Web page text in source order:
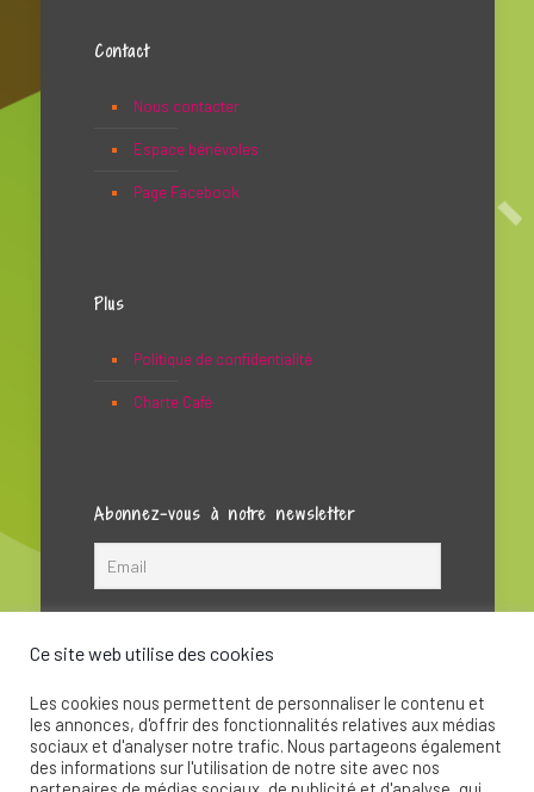
Contact
Nous contacter
Espace bénévoles
Page Facebook
Plus
Politique de confidentialité
Charte Café
Abonnez-vous à notre newsletter
Ce site web utilise des cookies
Les cookies nous permettent de personnaliser le contenu et
les annonces, d'offrir des fonctionnalités relatives aux médias
sociaux et d'analyser notre trafic. Nous partageons également
des informations sur l'utilisation de notre site avec nos